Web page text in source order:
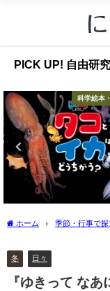
PICK UP! 自由研
科学絵本
ホーム 季節・行事で探
冬 日々
『ゆきって な